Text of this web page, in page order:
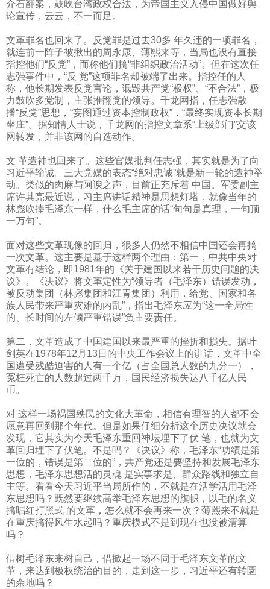
介石翻案，鼓吹台湾政权合法，为帝国主义入侵中国做好舆
论宣传，云云，不一而足。
文革罪名也回来了。反党罪是过去30多 年久违的一项罪名，
就连前一阵子被揪出的周永康、薄熙来等，当局也没有直接
指控他们“反党”，而称他们搞“非组织政治活动”。但在这次任
志强事件中，“反 党”这项罪名却被端了出来。指控任的人
称，他长期发表反党言论，诋毁共产党“极权”、“不合法”，极
力鼓吹多党制，主张推翻党的领导。千龙网指，任志强散
播“反党”思想，“妄图通过资本控制政权”，“最终实现资本长期
坐庄”。据知情人士说，千龙网的指控文章系“上级部门”交该
网转发，并非该网的自选动作。
文 革造神也回来了。这些官媒批判任志强，其实就是为了向
习近平输诚。三大党媒的表态“绝对忠诚”就是新一轮的造神举
动。类似的肉麻与阿谀之声，目前正充斥着 中国。军委副主
席许其亮最近说，习主席讲话精神是思想灯塔，就像当年的
林彪吹捧毛泽东一样，什么毛主席的话“句句是真理，一句顶
一万句”。
面对这些文革现像的回归，很多人仍然不相信中国还会再搞
一次文革。这主要是基于这样两个理由：第一，中共中央对
文革有结论，即1981年的《关于建国以来若干历史问题的决
议》。《决议》将文革定性为“领导者（毛泽东）错误发动，
被反动集团（林彪集团和江青集团）利用，给党、国家和各
族人民带来严重灾难的内乱”，指出毛泽东应为“这一全局性
的、长时间的左倾严重错误”负主要责任。
第二，文革造成了中国建国以来最严重的挫折和损失。据叶
剑英在1978年12 月 13日的中央工作会议上的讲话，文革中全
国遭受残酷迫害的人有一个亿（占全国总人数的九分一），
冤枉死亡的人数超过两千万，国民经济损失达八千亿人民
币。
对 这样一场祸国殃民的文化大革命，相信有理智的人都不会
愿意再回到那个年代。但是如果仔细分析这个历史决议就会
发现，它其实为今天毛泽东重回神坛埋下了伏 笔，也就为文
革回归埋下了伏笔。不是吗？《决议》称，毛泽东“功绩是第
一位的，错误是第二位的”，共产党还是要坚持和发展毛泽东
思想，毛泽东思想活的灵魂 是实事求是、群众路线和独立自
主等。看看今天习近平当局所作的，不就是在活学活用毛泽
东思想吗？既然要继续高举毛泽东思想的旗帜，以毛的名义
搞唱红打黑式 的文革，怎么就不会再来一次？薄熙来不就是
在重庆搞得风生水起吗？重庆模式不是到现在也没被清算
吗？
借树毛泽东来树自己，借掀起一场不同于毛泽东文革的文
革，来达到极权统治的目的，走到这一步，习近平还有转圜
的余地吗？